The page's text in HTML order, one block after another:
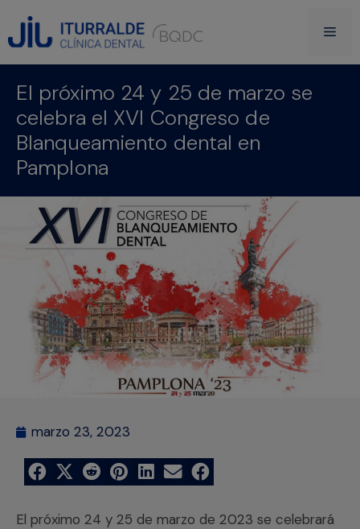
El próximo 24 y 25 de marzo se
celebra el XVI Congreso de
Blanqueamiento dental en
Pamplona
marzo 23, 2023
El próximo 24 y 25 de marzo de 2023 se celebrará